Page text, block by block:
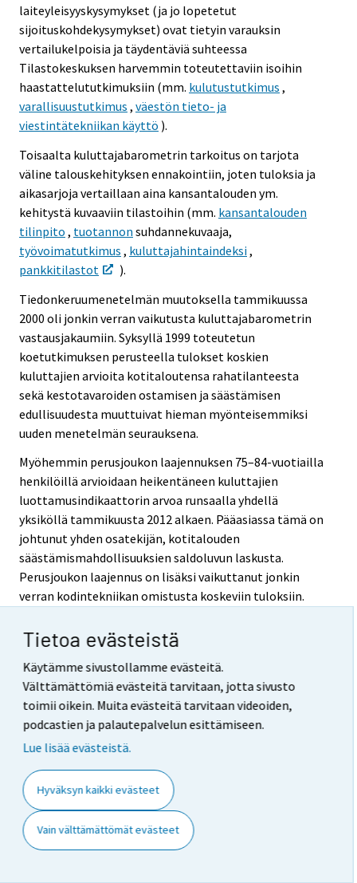
Tietoa evästeistä
Käytämme sivustollamme evästeitä.
Välttämättömiä evästeitä tarvitaan, jotta sivusto
toimii oikein. Muita evästeitä tarvitaan videoiden,
podcastien ja palautepalvelun esittämiseen.
Lue lisää evästeistä.
Hyväksyn kaikki evästeet
Vain välttämättömät evästeet
laiteyleisyyskysymykset (ja jo lopetetut
sijoituskohdekysymykset) ovat tietyin varauksin
vertailukelpoisia ja täydentäviä suhteessa
Tilastokeskuksen harvemmin toteutettaviin isoihin
haastattelututkimuksiin (mm. kulutustutkimus ,
varallisuustutkimus , väestön tieto- ja
viestintätekniikan käyttö ).
Toisaalta kuluttajabarometrin tarkoitus on tarjota
väline talouskehityksen ennakointiin, joten tuloksia ja
aikasarjoja vertaillaan aina kansantalouden ym.
kehitystä kuvaaviin tilastoihin (mm. kansantalouden
tilinpito , tuotannon suhdannekuvaaja,
työvoimatutkimus , kuluttajahintaindeksi,
pankkitilastot
).
Tiedonkeruumenetelmän muutoksella tammikuussa
2000 oli jonkin verran vaikutusta kuluttajabarometrin
vastausjakaumiin. Syksyllä 1999 toteutetun
koetutkimuksen perusteella tulokset koskien
kuluttajien arvioita kotitaloutensa rahatilanteesta
sekä kestotavaroiden ostamisen ja säästämisen
edullisuudesta muuttuivat hieman myönteisemmiksi
uuden menetelmän seurauksena.
Myöhemmin perusjoukon laajennuksen 75–84-vuotiailla
henkilöillä arvioidaan heikentäneen kuluttajien
luottamusindikaattorin arvoa runsaalla yhdellä
yksiköllä tammikuusta 2012 alkaen. Pääasiassa tämä on
johtunut yhden osatekijän, kotitalouden
säästämismahdollisuuksien saldoluvun laskusta.
Perusjoukon laajennus on lisäksi vaikuttanut jonkin
verran kodintekniikan omistusta koskeviin tuloksiin.
7. Selkeys ja eheys/yhtenäisyys
Kuluttajabarometri on ainoa säännöllisesti
(kuukausittain) toteutettava kuluttajien mielialoja ja
aikomuksia selvittävä tutkimus Suomessa. Tutkimus
tehdään tärkeimpien kysymystensä osalta täsmälleen
samanlaisena kaikissa EU-maissa (ks. edellä kohdat 5 ja
Koska kuluttajabarometrin päätarkoituksena on
kansantalouden ja yksityisen kulutuksen
muutossuuntien ennakoiminen, tutkimus pyritään
toteuttamaan menetelmiensä ja kysymystensä osalta